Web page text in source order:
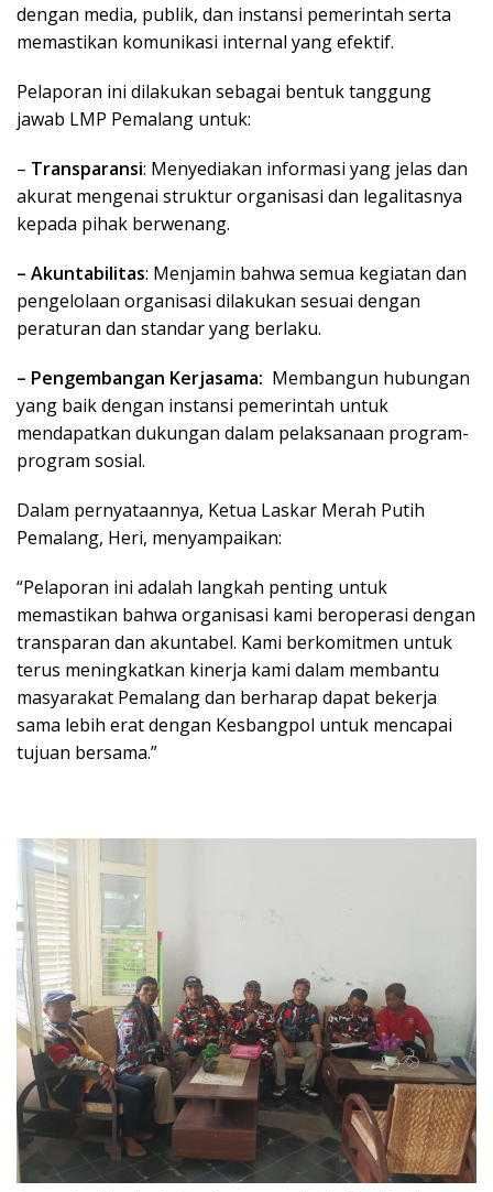
dengan media, publik, dan instansi pemerintah serta
memastikan komunikasi internal yang efektif.
Pelaporan ini dilakukan sebagai bentuk tanggung
jawab LMP Pemalang untuk:
– Transparansi: Menyediakan informasi yang jelas dan
akurat mengenai struktur organisasi dan legalitasnya
kepada pihak berwenang.
– Akuntabilitas: Menjamin bahwa semua kegiatan dan
pengelolaan organisasi dilakukan sesuai dengan
peraturan dan standar yang berlaku.
– Pengembangan Kerjasama: Membangun hubungan
yang baik dengan instansi pemerintah untuk
mendapatkan dukungan dalam pelaksanaan program-
program sosial.
Dalam pernyataannya, Ketua Laskar Merah Putih
Pemalang, Heri, menyampaikan:
“Pelaporan ini adalah langkah penting untuk
memastikan bahwa organisasi kami beroperasi dengan
transparan dan akuntabel. Kami berkomitmen untuk
terus meningkatkan kinerja kami dalam membantu
masyarakat Pemalang dan berharap dapat bekerja
sama lebih erat dengan Kesbangpol untuk mencapai
tujuan bersama.”